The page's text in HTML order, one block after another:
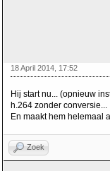
18 April 2014, 17:52
Hij start nu... (opnieuw
h.264 zonder conversie...
En maakt hem helemaal
Zoek